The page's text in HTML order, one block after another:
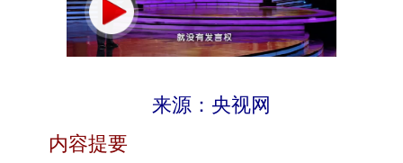
来源：央视网
内容提要